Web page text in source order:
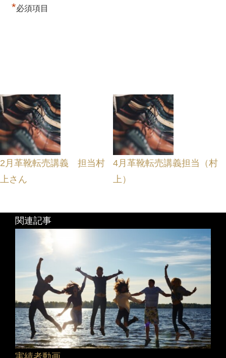
*必須項目
2月革靴転売講義 担当村
上さん
4月革靴転売講義担当（村
上）
関連記事